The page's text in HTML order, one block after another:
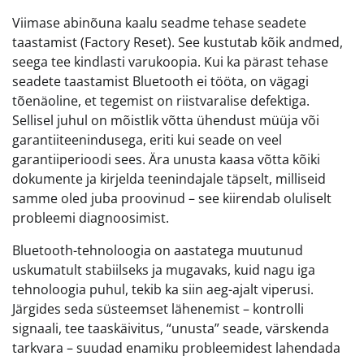
Viimase abinõuna kaalu seadme tehase seadete
taastamist (Factory Reset). See kustutab kõik andmed,
seega tee kindlasti varukoopia. Kui ka pärast tehase
seadete taastamist Bluetooth ei tööta, on vägagi
tõenäoline, et tegemist on riistvaralise defektiga.
Sellisel juhul on mõistlik võtta ühendust müüja või
garantiiteenindusega, eriti kui seade on veel
garantiiperioodi sees. Ära unusta kaasa võtta kõiki
dokumente ja kirjelda teenindajale täpselt, milliseid
samme oled juba proovinud – see kiirendab oluliselt
probleemi diagnoosimist.
Bluetooth-tehnoloogia on aastatega muutunud
uskumatult stabiilseks ja mugavaks, kuid nagu iga
tehnoloogia puhul, tekib ka siin aeg-ajalt viperusi.
Järgides seda süsteemset lähenemist – kontrolli
signaali, tee taaskäivitus, “unusta” seade, värskenda
tarkvara – suudad enamiku probleemidest lahendada